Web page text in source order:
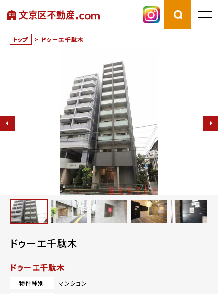
トップ > ドゥーエ千駄木
ドゥーエ千駄木
ドゥーエ千駄木
物件種別
マンション